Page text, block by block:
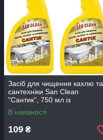
Засіб для чищення кахлю та
сантехніки San Clean
"Сантик", 750 мл із
розпилювачем
В наявності
109 ₴